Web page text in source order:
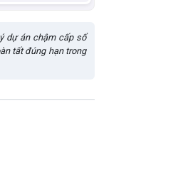
dự án chậm cấp sổ
tất đúng hạn trong